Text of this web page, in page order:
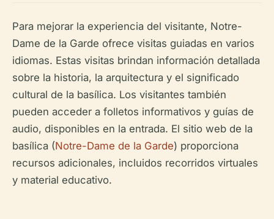
Para mejorar la experiencia del visitante, Notre-
Dame de la Garde ofrece visitas guiadas en varios
idiomas. Estas visitas brindan información detallada
sobre la historia, la arquitectura y el significado
cultural de la basílica. Los visitantes también
pueden acceder a folletos informativos y guías de
audio, disponibles en la entrada. El sitio web de la
basílica (Notre-Dame de la Garde) proporciona
recursos adicionales, incluidos recorridos virtuales
y material educativo.